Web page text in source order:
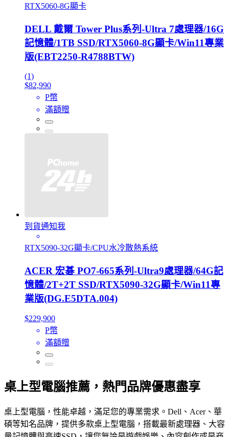
RTX5060-8G顯卡
DELL 戴爾 Tower Plus系列-Ultra 7處理器/16G
記憶體/1TB SSD/RTX5060-8G顯卡/Win11專業
版(EBT2250-R4788BTW)
(1)
$82,990
P幣
滿額贈
到貨通知我
RTX5090-32G顯卡/CPU水冷散熱系統
ACER 宏碁 PO7-665系列-Ultra9處理器/64G記
憶體/2T+2T SSD/RTX5090-32G顯卡/Win11專
業版(DG.E5DTA.004)
$229,900
P幣
滿額贈
桌上型電腦推薦，熱門品牌優惠盡享
桌上型電腦，性能卓越，滿足您的專業需求。Dell、Acer、華
碩等知名品牌，提供多款桌上型電腦，搭載最新處理器、大容